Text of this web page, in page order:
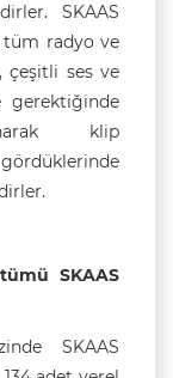
SKAAS
tüm radyo ve
çeşitli ses ve
gerektiğinde
klip
SKAAS
SKAAS